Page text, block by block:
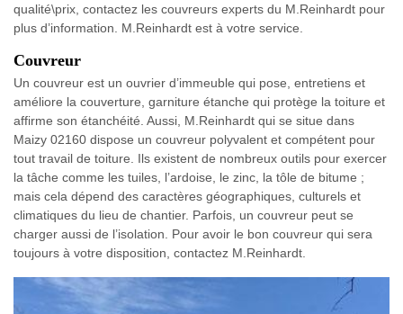
qualité\prix, contactez les couvreurs experts du M.Reinhardt pour
plus d’information. M.Reinhardt est à votre service.
Couvreur
Un couvreur est un ouvrier d’immeuble qui pose, entretiens et
améliore la couverture, garniture étanche qui protège la toiture et
affirme son étanchéité. Aussi, M.Reinhardt qui se situe dans
Maizy 02160 dispose un couvreur polyvalent et compétent pour
tout travail de toiture. Ils existent de nombreux outils pour exercer
la tâche comme les tuiles, l’ardoise, le zinc, la tôle de bitume ;
mais cela dépend des caractères géographiques, culturels et
climatiques du lieu de chantier. Parfois, un couvreur peut se
charger aussi de l’isolation. Pour avoir le bon couvreur qui sera
toujours à votre disposition, contactez M.Reinhardt.